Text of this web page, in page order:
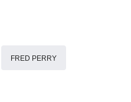
FRED PERRY